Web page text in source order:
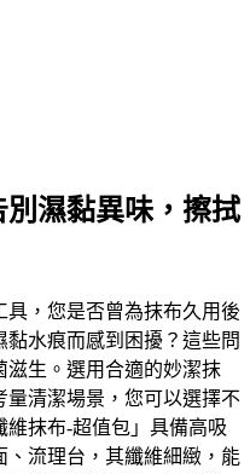
濕黏異味，擦拭
，您是否曾為抹布久用後
水痕而感到困擾？這些問
滋生。選用合適的妙潔抹
清潔場景，您可以選擇不
維抹布-超值包」具備高吸
流理台，其纖維細緻，能